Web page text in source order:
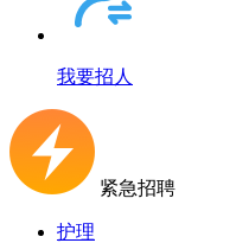
我要招人
紧急招聘
护理